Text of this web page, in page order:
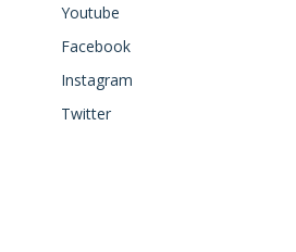
Youtube
Facebook
Instagram
Twitter